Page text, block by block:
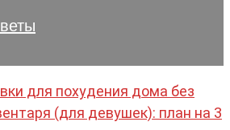
для похудения дома без
(для девушек): план на 3